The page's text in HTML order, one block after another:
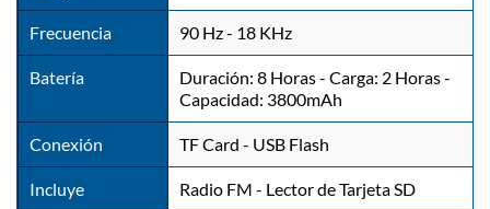
Frecuencia 90 Hz - 18 KHz
Batería
Duración: 8 Horas - Carga: 2 Horas -
Capacidad: 3800mAh
Conexión TF Card - USB Flash
Incluye Radio FM - Lector de Tarjeta SD